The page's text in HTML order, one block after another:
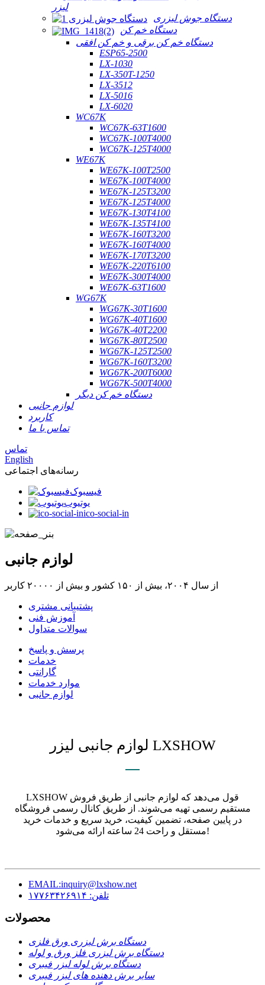
لیزر
دستگاه جوش لیزری
دستگاه خم کن
دستگاه خم کن برقی و خم کن افقی
ESP65-2500
LX-1030
LX-350T-1250
LX-3512
LX-5016
LX-6020
WC67K
WC67K-63T1600
WC67K-100T4000
WC67K-125T4000
WE67K
WE67K-100T2500
WE67K-100T4000
WE67K-125T3200
WE67K-125T4000
WE67K-130T4100
WE67K-135T4100
WE67K-160T3200
WE67K-160T4000
WE67K-170T3200
WE67K-220T6100
WE67K-300T4000
WE67K-63T1600
WG67K
WG67K-30T1600
WG67K-40T1600
WG67K-40T2200
WG67K-80T2500
WG67K-125T2500
WG67K-160T3200
WG67K-200T6000
WG67K-500T4000
دستگاه خم کن دیگر
لوازم جانبی
کاربرد
تماس با ما
تماس
English
رسانه‌های اجتماعی
فیسبوک
یوتیوب
ico-social-in
لوازم جانبی
از سال ۲۰۰۴، بیش از ۱۵۰ کشور و بیش از ۲۰۰۰۰ کاربر
پشتیبانی مشتری
آموزش فنی
سوالات متداول
پرسش و پاسخ
خدمات
گارانتی
موارد خدمات
لوازم جانبی
لوازم جانبی لیزر LXSHOW
LXSHOW قول می‌دهد که لوازم جانبی از طریق فروش
مستقیم رسمی تهیه می‌شوند. از طریق کانال رسمی فروشگاه
در پایین صفحه، تضمین کیفیت، خرید سریع و خدمات خرید
مستقل و راحت 24 ساعته ارائه می‌شود!
EMAIL:inquiry@lxshow.net
تلفن: ۱۷۷۶۳۴۲۶۹۱۴
محصولات
دستگاه برش لیزری ورق فلزی
دستگاه برش لیزری فلز ورق و لوله
دستگاه برش لوله لیزر فیبری
سایر برش دهنده های لیزر فیبری